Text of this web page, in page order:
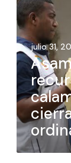
julio 31,